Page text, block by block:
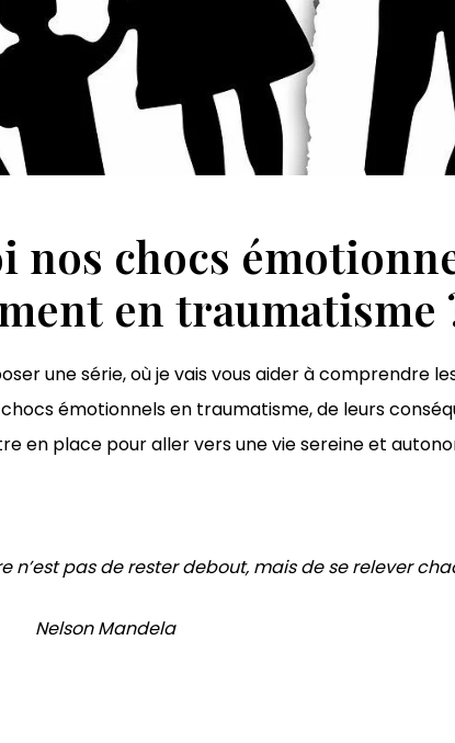
nos chocs
en traumatisme
une série, où je vais vous aider à comprendre
émotionnels en traumatisme, de leurs
en place pour aller vers une vie sereine et
n’est pas de rester debout, mais de se relever